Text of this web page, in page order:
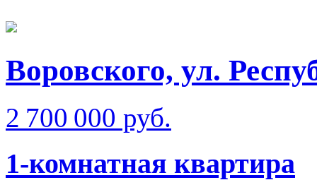
Воровского, ул.
2 700 000 руб.
1-комнатная квартира